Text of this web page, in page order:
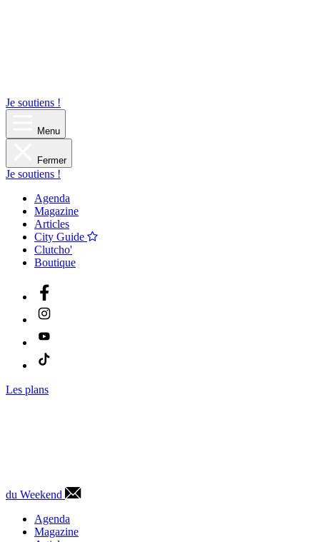
Je soutiens !
Menu
Fermer
Je soutiens !
Agenda
Magazine
Articles
City Guide
Clutcho'
Boutique
Les plans
du Weekend
Agenda
Magazine